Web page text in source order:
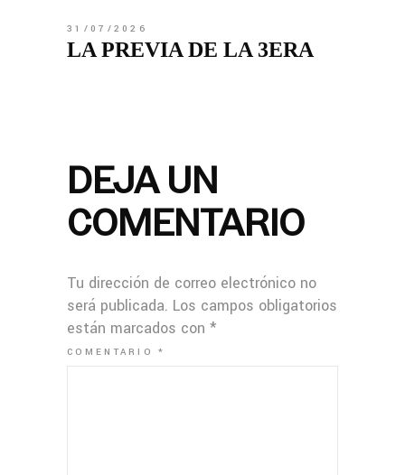
31/07/2026
LA PREVIA DE LA 3ERA
DEJA UN
COMENTARIO
Tu dirección de correo electrónico no
será publicada. Los campos obligatorios
están marcados con *
COMENTARIO*